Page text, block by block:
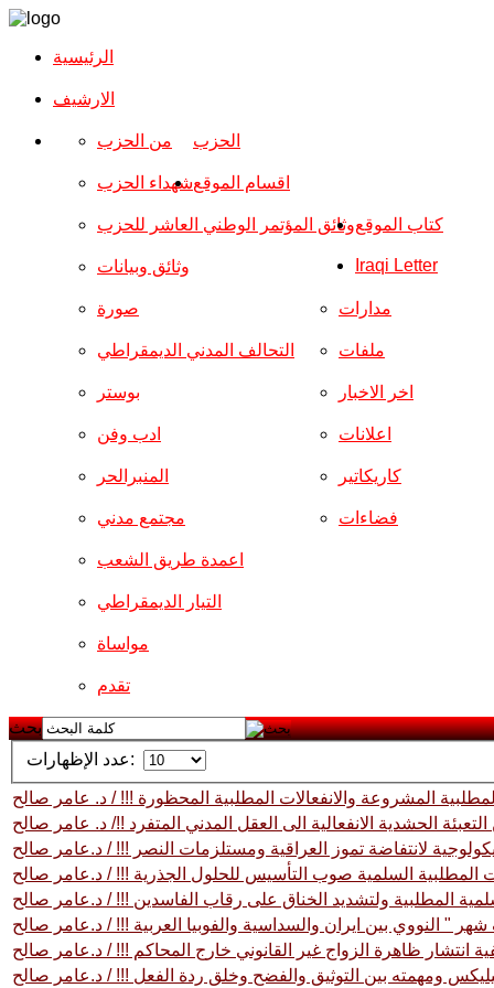
الرئيسية
الارشیف
الحزب من الحزب
شهداء الحزب
وثائق المؤتمر الوطني العاشر للحزب
وثائق وبيانات
اقسام الموقع
صورة
التحالف المدني الديمقراطي
بوستر
ادب وفن
المنبرالحر
مجتمع مدني
مدارات
ملفات
اخر الاخبار
اعلانات
كاريكاتير
فضاءات
اعمدة طريق الشعب
التيار الديمقراطي
مواساة
تقدم
كتاب الموقع
Iraqi Letter
بحث
عدد الإظهارات:
المشروعة والانفعالات المطلبية المحظورة !!! / د. عامر صالح
الحشدية الانفعالية الى العقل المدني المتفرد !!/ د. عامر صالح
لانتفاضة تموز العراقية ومستلزمات النصر !!! / د.عامر صالح
المطلبية السلمية صوب التأسيس للحلول الجذرية !!! / د.عامر صالح
المطلبية ولتشديد الخناق على رقاب الفاسدين !!! / د.عامر صالح
" النووي بين ايران والسداسية والفوبيا العربية !!! / د.عامر صالح
انتشار ظاهرة الزواج غير القانوني خارج المحاكم !!! / د.عامر صالح
ومهمته بين التوثيق والفضح وخلق ردة الفعل !!! / د.عامر صالح